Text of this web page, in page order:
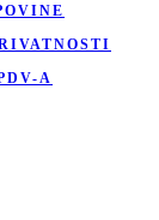
A